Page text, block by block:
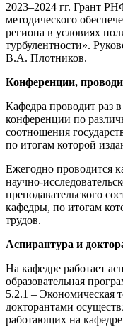
2023–2024 гг. Грант
методического
региона в условиях
турбулентности».
В.А. Плотников.
Конференции,
Кафедра проводит раз
конференции по
соотношения
по итогам которой
Ежегодно проводится
научно-
преподавательского
кафедры, по итогам
трудов.
Аспирантура и
На кафедре работает
образовательная
5.2.1 – Экономическая
докторантами
работающих на